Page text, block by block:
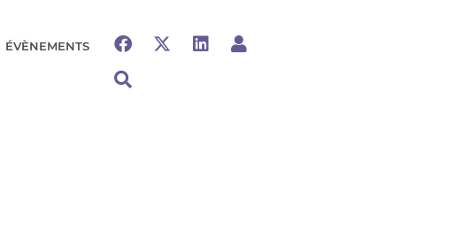
ÉVÈNEMENTS